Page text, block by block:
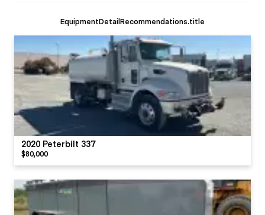
EquipmentDetailRecommendations.title
2020 Peterbilt 337
$80,000